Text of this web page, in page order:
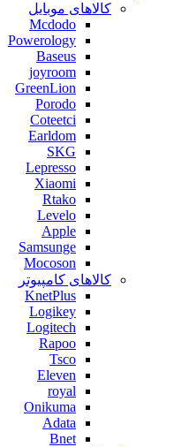
کالاهای موبایل
Mcdodo
Powerology
Baseus
joyroom
GreenLion
Porodo
Coteetci
Earldom
SKG
Lepresso
Xiaomi
Rtako
Levelo
Apple
Samsunge
Mocoson
کالاهای کامپیوتر
KnetPlus
Logikey
Logitech
Rapoo
Tsco
Eleven
royal
Onikuma
Adata
Bnet